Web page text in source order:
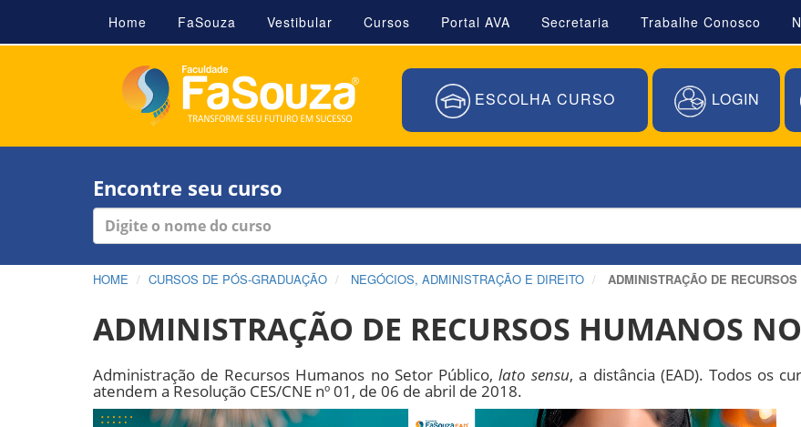
Home FaSouza Vestibular Cursos Portal AVA Secretaria Trabalhe Conosco
ESCOLHA CURSO LOGIN
Encontre seu curso
HOME CURSOS DE PÓS-GRADUAÇÃO NEGÓCIOS, ADMINISTRAÇÃO E DIREITO ADMINISTRAÇÃO DE
ADMINISTRAÇÃO DE RECURSOS HUMANOS
Administração de Recursos Humanos no Setor Público,lato sensu, a distância (EAD). Todos os
atendem a Resolução CES/CNE nº 01, de 06 de abril de 2018.